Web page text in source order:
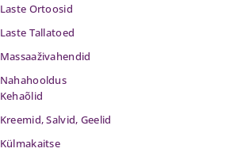
Laste Ortoosid
Laste Tallatoed
Massaaživahendid
Nahahooldus
Kehaõlid
Kreemid, Salvid, Geelid
Külmakaitse